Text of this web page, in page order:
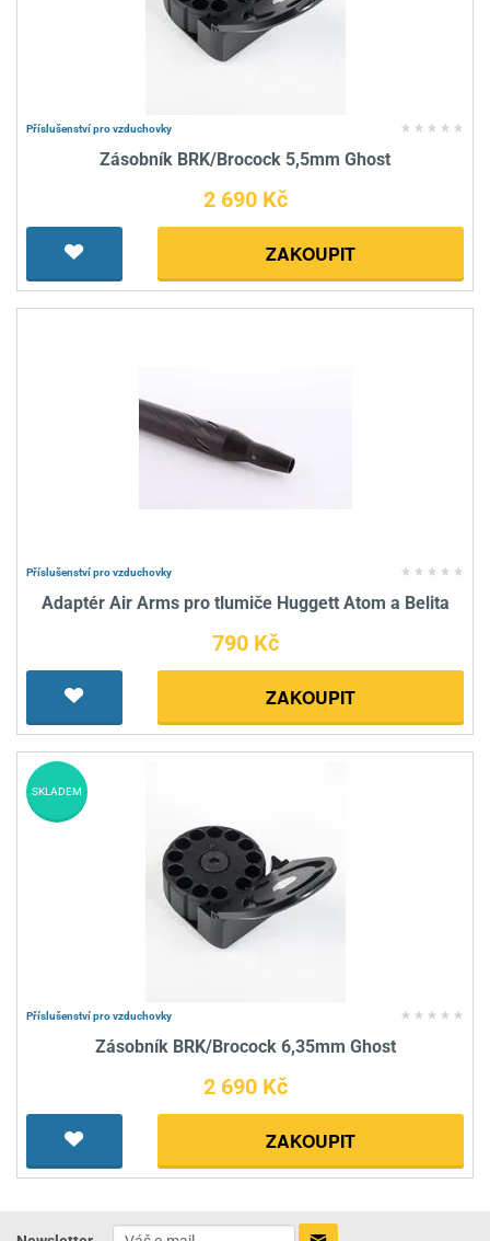
Příslušenství pro vzduchovky
Zásobník BRK/Brocock 5,5mm Ghost
2 690 Kč
ZAKOUPIT
Příslušenství pro vzduchovky
Adaptér Air Arms pro tlumiče Huggett Atom a Belita
790 Kč
ZAKOUPIT
Příslušenství pro vzduchovky
Zásobník BRK/Brocock 6,35mm Ghost
2 690 Kč
ZAKOUPIT
SKLADEM